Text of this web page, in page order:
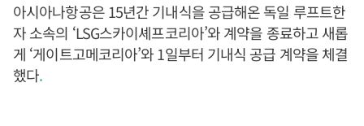
아시아나항공은 15년간 기내식을 공급해온 독일 루프트한
자 소속의 ‘LSG스카이셰프코리아’와 계약을 종료하고 새롭
게 ‘게이트고메코리아’와 1일부터 기내식 공급 계약을 체결
했다.